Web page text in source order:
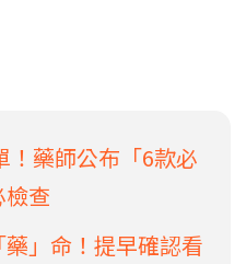
！藥師公布「6款必
查
」命！提早確認看